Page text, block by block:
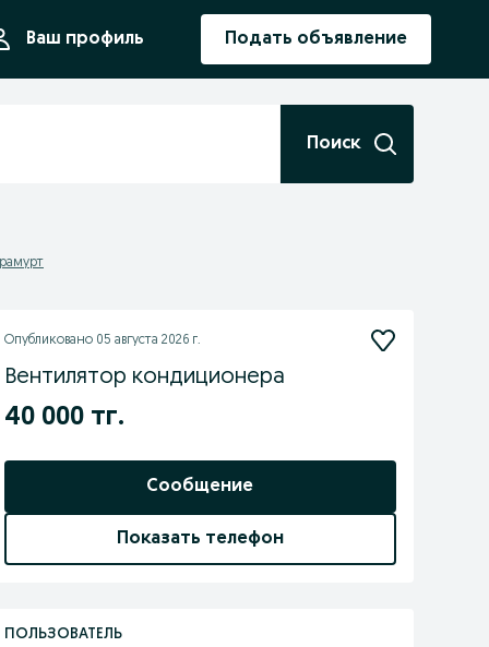
Ваш профиль Подать объявление
Поиск
Опубликовано 05 августа 2026 г.
Вентилятор кондиционера
40 000 тг.
Сообщение
Показать телефон
ПОЛЬЗОВАТЕЛЬ